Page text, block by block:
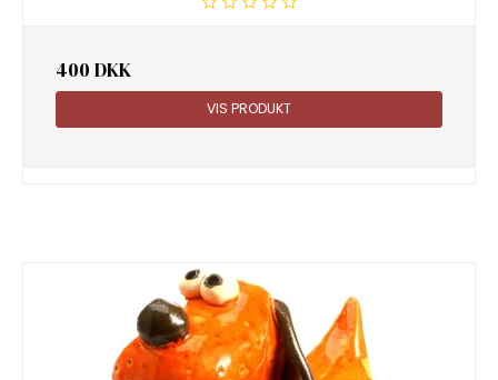
400 DKK
VIS PRODUKT